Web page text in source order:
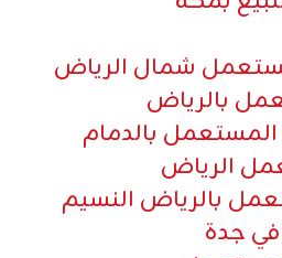
شمال الرياض
بالرياض
المستعمل بالدمام
الرياض
بالرياض النسيم
جدة